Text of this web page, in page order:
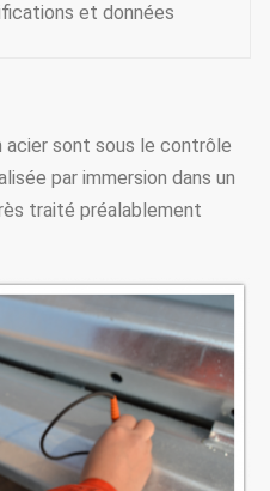
et données
acier sont sous le contrôle
par immersion dans un
traité préalablement